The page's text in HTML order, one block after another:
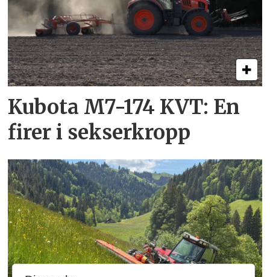
Kubota M7-174 KVT: En
firer i sekserkropp